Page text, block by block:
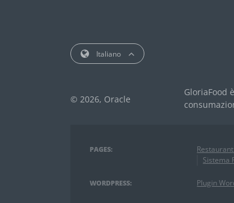
Italiano
© 2026, Oracle
GloriaFood
PAGES:
Sistema
WORDPRESS: Plugin